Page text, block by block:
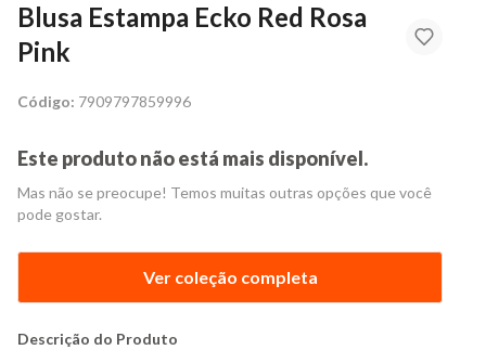
Blusa Estampa Ecko Red Rosa
Pink
Código: 7909797859996
Este produto não está mais disponível.
Mas não se preocupe! Temos muitas outras opções que você
pode gostar.
Ver coleção completa
Descrição do Produto